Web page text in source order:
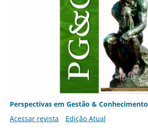
Perspectivas em Gestão & Conhecimento
Acessar revista
Edição Atual